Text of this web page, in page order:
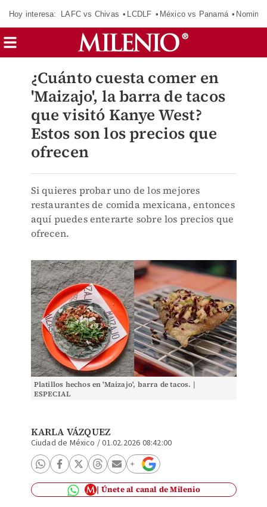
Hoy interesa: LAFC vs Chivas LCDLF México vs Panamá
¿Cuánto cuesta comer en
'Maizajo', la barra de tacos
que visitó Kanye West?
Estos son los precios que
ofrecen
Si quieres probar uno de los mejores
restaurantes de comida mexicana, entonces
aquí puedes enterarte sobre los precios que
ofrecen.
Platillos hechos en 'Maizajo', barra de tacos. |
ESPECIAL
KARLA VÁZQUEZ
Ciudad de México /01.02.2026 08:42:00
Únete al canal de Milenio